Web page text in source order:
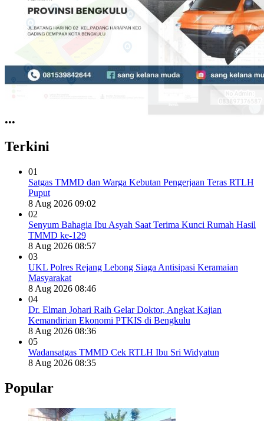
•••
Terkini
01
Satgas TMMD dan Warga Kebutan Pengerjaan Teras RTLH
Puput
8 Aug 2026 09:02
02
Senyum Bahagia Ibu Asyah Saat Terima Kunci Rumah Hasil
TMMD ke-129
8 Aug 2026 08:57
03
UKL Polres Rejang Lebong Siaga Antisipasi Keramaian
Masyarakat
8 Aug 2026 08:46
04
Dr. Elman Johari Raih Gelar Doktor, Angkat Kajian
Kemandirian Ekonomi PTKIS di Bengkulu
8 Aug 2026 08:36
05
Wadansatgas TMMD Cek RTLH Ibu Sri Widyatun
8 Aug 2026 08:35
Popular